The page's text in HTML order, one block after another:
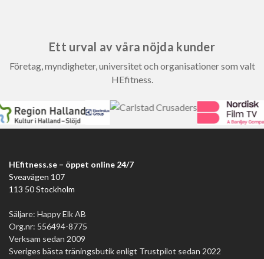
Ett urval av våra nöjda kunder
Företag, myndigheter, universitet och organisationer som valt
HEfitness.
HEfitness.se – öppet online 24/7
Sveavägen 107
113 50 Stockholm
Säljare: Happy Elk AB
Org.nr: 556494-8775
Verksam sedan 2009
Sveriges bästa träningsbutik enligt Trustpilot sedan 2022